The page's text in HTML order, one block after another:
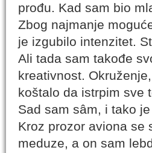
prođu. Kad sam bio
Zbog najmanje
je izgubilo intenzitet.
Ali tada sam takođe
kreativnost.
koštalo da istrpim sve
Sad sam sâm, i tako
Kroz prozor aviona se
meduze, a on sam